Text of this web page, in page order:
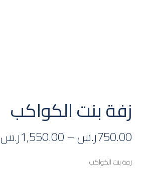
زفة بنت الكواكب
750.00ر.س–
1,550.00ر.س
زفة بنت الكواكب